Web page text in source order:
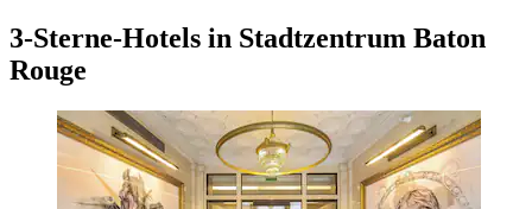
3-Sterne-Hotels in Stadtzentrum Baton
Rouge